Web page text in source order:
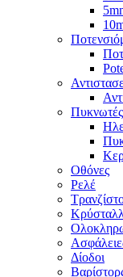
Πυκνωτές
Οθόνες
Ρελέ
Δίοδοι